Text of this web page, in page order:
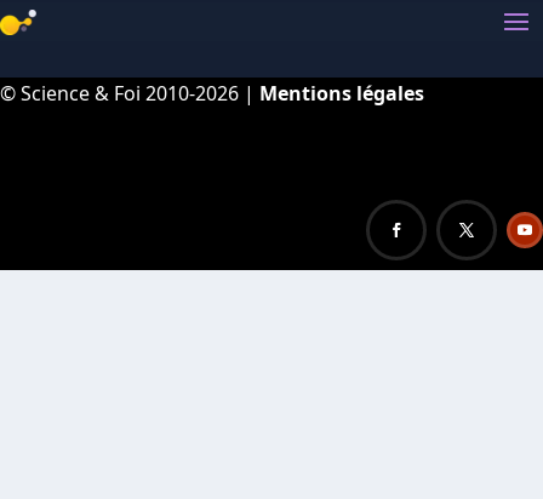
© Science & Foi 2010-2026 | Mentions légales